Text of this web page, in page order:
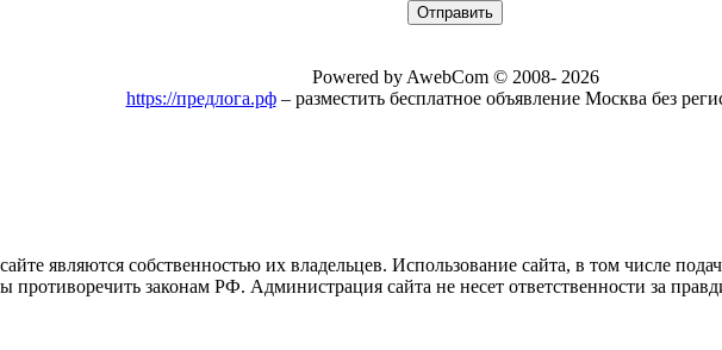
Powered by AwebCom © 2008- 2026
https://предлога.рф– разместить бесплатное объявление Москва без
являются собственностью их владельцев. Использование сайта, в том числе
противоречить законам РФ. Администрация сайта не несет ответственности за